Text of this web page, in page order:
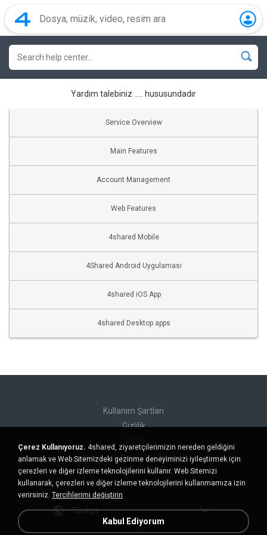
Yardım talebiniz ….. hususundadır
Service Overview
Main Features
Account Management
Web Features
4shared Mobile
4Shared Android Uygulaması
4shared iOS App
4shared Desktop apps
Kullanım Şartları
Gizlilik
Kişisel bilgilerimi satmayın
Kişisel bilgilerimi paylaşmayın
Türkçe
Çerez Kullanıyoruz. 4shared, ziyaretçilerimizin nereden geldiğini
anlamak ve Web Sitemizdeki gezinme deneyiminizi iyileştirmek için
çerezleri ve diğer izleme teknolojilerini kullanır. Web Sitemizi
kullanarak, çerezleri ve diğer izleme teknolojilerini kullanmamıza izin
verirsiniz. Tercihlerimi değiştirin
Kabul Ediyorum